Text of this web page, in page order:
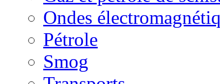
Ondes
Pétrole
Smog